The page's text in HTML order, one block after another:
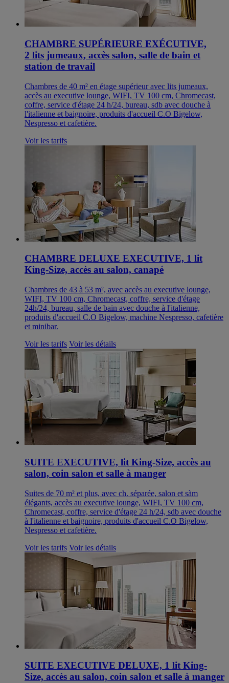
CHAMBRE SUPÉRIEURE EXÉCUTIVE,
2 lits jumeaux, accès salon, salle de bain et
station de travail
Chambres de 40 m² en étage supérieur avec lits jumeaux,
accès au executive lounge, WIFI, TV 100 cm, Chromecast,
coffre, service d'étage 24 h/24, bureau, sdb avec douche à
l'italienne et baignoire, produits d'accueil C.O Bigelow,
Nespresso et cafetière.
Voir les tarifs
CHAMBRE DELUXE EXECUTIVE, 1 lit
King-Size, accès au salon, canapé
Chambres de 43 à 53 m², avec accès au executive lounge,
WIFI, TV 100 cm, Chromecast, coffre, service d'étage
24h/24, bureau, salle de bain avec douche à l'italienne,
produits d'accueil C.O Bigelow, machine Nespresso, cafetière
et minibar.
Voir les tarifs Voir les détails
SUITE EXECUTIVE, lit King-Size, accès au
salon, coin salon et salle à manger
Suites de 70 m² et plus, avec ch. séparée, salon et sàm
élégants, accès au executive lounge, WIFI, TV 100 cm,
Chromecast, coffre, service d'étage 24 h/24, sdb avec douche
à l'italienne et baignoire, produits d'accueil C.O Bigelow,
Nespresso et cafetière.
Voir les tarifs Voir les détails
SUITE EXECUTIVE DELUXE, 1 lit King-
Size, accès au salon, coin salon et salle à manger